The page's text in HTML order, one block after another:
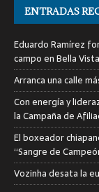
ENTRADAS
Eduardo Ramírez
campo en Bella
Arranca una calle
Con energía y
la Campaña de
El boxeador
“Sangre de
Vozinha desata la